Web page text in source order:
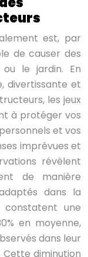
est, par
de causer des
le jardin. En
divertissante et
les jeux
à protéger vos
et vos
imprévues et
révèlent
de manière
dans la
constatent une
en moyenne,
dans leur
diminution